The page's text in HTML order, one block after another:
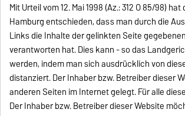
Mit Urteil vom 12. Mai 1998 (Az.: 312 O 85/98)
Hamburg entschieden, dass man durch die
Links die Inhalte der gelinkten Seite
verantworten hat. Dies kann - so das
werden, indem man sich ausdrücklich von
distanziert. Der Inhaber bzw. Betreiber dieser
anderen Seiten im Internet gelegt. Für alle
Der Inhaber bzw. Betreiber dieser Website